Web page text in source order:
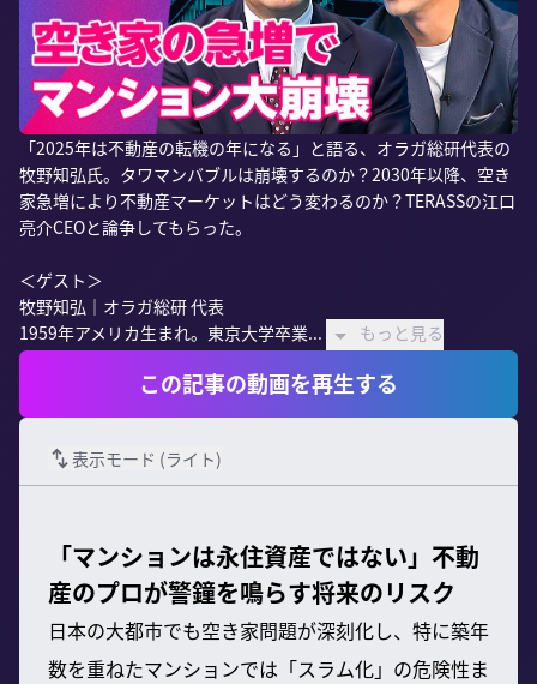
「2025年は不動産の転機の年になる」と語る、オラガ総研代表の
牧野知弘氏。タワマンバブルは崩壊するのか？2030年以降、空き
家急増により不動産マーケットはどう変わるのか？TERASSの江口
亮介CEOと論争してもらった。
＜ゲスト＞
牧野知弘｜オラガ総研 代表
1959年アメリカ生まれ。東京大学卒業...
もっと見る
この記事の動画を再生する
表示モード (ライト)
「マンションは永住資産ではない」不動
産のプロが警鐘を鳴らす将来のリスク
日本の大都市でも空き家問題が深刻化し、特に築年
数を重ねたマンションでは「スラム化」の危険性ま